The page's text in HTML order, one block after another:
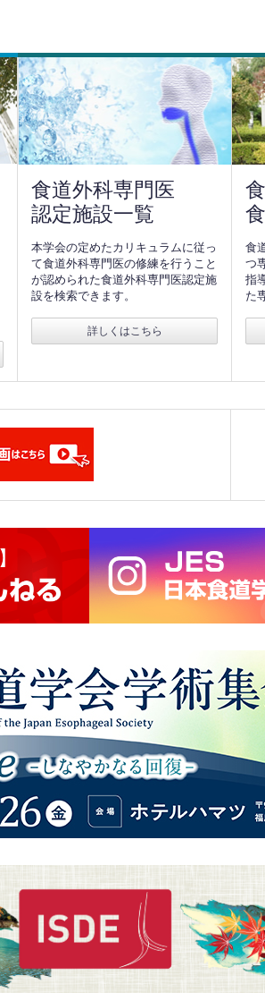
食道外科専門医
認定施設一覧
本学会の定めたカリキュラムに従っ
て食道外科専門医の修練を行うこと
が認められた食道外科専門医認定施
設を検索できます。
詳しくはこちら
食
つ
指
た